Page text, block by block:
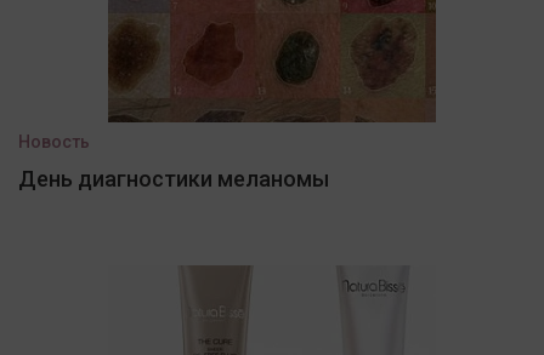
Новость
День диагностики меланомы